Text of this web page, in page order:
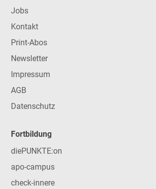
Jobs
Kontakt
Print-Abos
Newsletter
Impressum
AGB
Datenschutz
Fortbildung
diePUNKTE:on
apo-campus
check-innere